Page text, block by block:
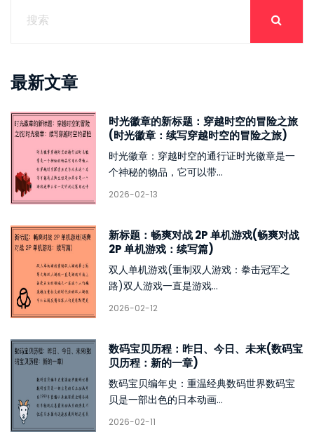
最新文章
时光徽章的新标题：穿越时空的冒险之旅
(时光徽章：续写穿越时空的冒险之旅)
时光徽章：穿越时空的通行证时光徽章是一
个神秘的物品，它可以带...
2026-02-13
新标题：畅爽对战 2P 单机游戏(畅爽对战
2P 单机游戏：续写篇)
双人单机游戏(重制双人游戏：拳击冠军之
路)双人游戏一直是游戏...
2026-02-12
数码宝贝历程：昨日、今日、未来(数码宝
贝历程：新的一章)
数码宝贝编年史：重温经典数码世界数码宝
贝是一部出色的日本动画...
2026-02-11